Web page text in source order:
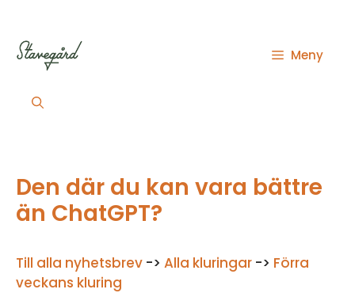
innehåll
Meny
Den där du kan vara bättre
än ChatGPT?
Till alla nyhetsbrev -> Alla kluringar -> Förra
veckans kluring